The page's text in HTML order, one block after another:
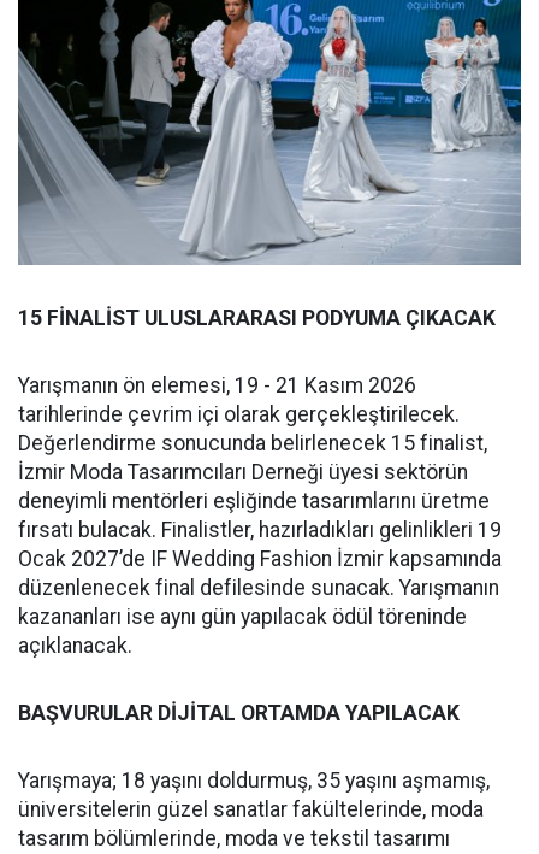
15 FİNALİST ULUSLARARASI PODYUMA ÇIKACAK
Yarışmanın ön elemesi, 19 - 21 Kasım 2026
tarihlerinde çevrim içi olarak gerçekleştirilecek.
Değerlendirme sonucunda belirlenecek 15 finalist,
İzmir Moda Tasarımcıları Derneği üyesi sektörün
deneyimli mentörleri eşliğinde tasarımlarını üretme
fırsatı bulacak. Finalistler, hazırladıkları gelinlikleri 19
Ocak 2027’de IF Wedding Fashion İzmir kapsamında
düzenlenecek final defilesinde sunacak. Yarışmanın
kazananları ise aynı gün yapılacak ödül töreninde
açıklanacak.
BAŞVURULAR DİJİTAL ORTAMDA YAPILACAK
Yarışmaya; 18 yaşını doldurmuş, 35 yaşını aşmamış,
üniversitelerin güzel sanatlar fakültelerinde, moda
tasarım bölümlerinde, moda ve tekstil tasarımı